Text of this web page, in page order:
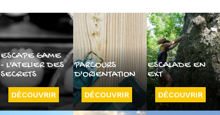
ESCAPE GAME
- L'ATELIER DES
SECRETS
DÉCOUVRIR
PARCOURS
D'ORIENTATION
DÉCOUVRIR
ESCALADE EN
EXT
DÉCOUVRIR